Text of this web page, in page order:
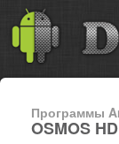
Программы
OSMOS HD